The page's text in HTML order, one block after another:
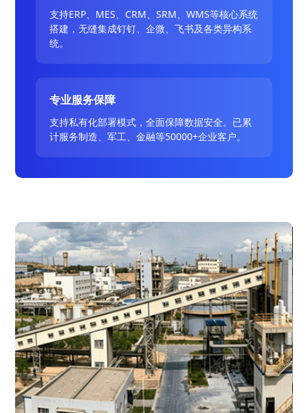
支持ERP、MES、CRM、SRM、WMS等核心系统
搭建，无缝集成钉钉、企微、飞书及各类异构系
统。
专业服务保障
支持私有化部署模式，全面保障数据安全。已累
计服务制造、军工、金融等50000+企业客户。